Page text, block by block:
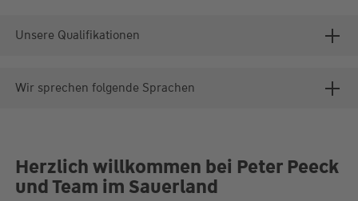
Unsere Qualifikationen
Wir sprechen folgende Sprachen
Herzlich willkommen bei Peter Peeck
und Team im Sauerland